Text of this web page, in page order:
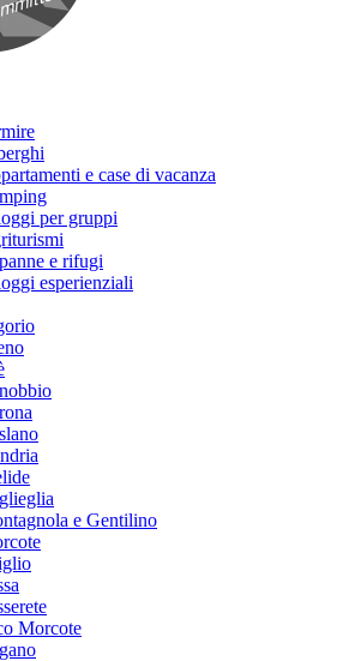
e case di vacanza
per gruppi
e rifugi
esperienziali
e Gentilino
Morcote